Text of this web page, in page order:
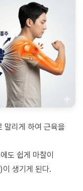
말리게 하여 근육을
도 쉽게 마찰이
생기게 된다.